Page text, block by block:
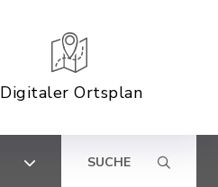
Digitaler Ortsplan
SUCHE